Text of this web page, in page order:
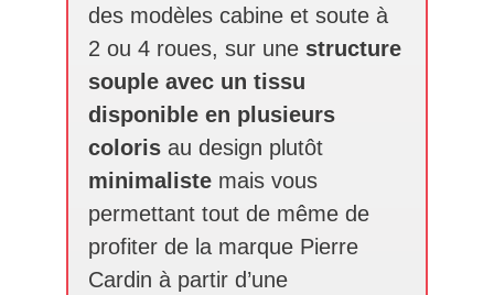
des modèles cabine et soute à
2 ou 4 roues, sur une structure
souple avec un tissu
disponible en plusieurs
coloris au design plutôt
minimaliste mais vous
permettant tout de même de
profiter de la marque Pierre
Cardin à partir d’une